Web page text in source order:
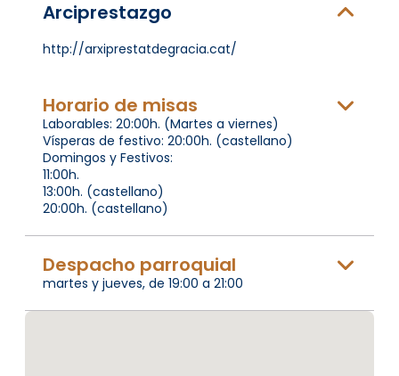
Arciprestazgo
http://arxiprestatdegracia.cat/
Horario de misas
Laborables: 20:00h. (Martes a viernes)
Vísperas de festivo: 20:00h. (castellano)
Domingos y Festivos:
11:00h.
13:00h. (castellano)
20:00h. (castellano)
Despacho parroquial
martes y jueves, de 19:00 a 21:00